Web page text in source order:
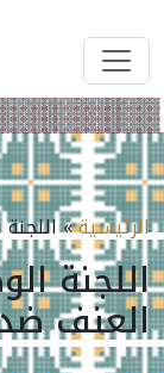
الرئيسية»
اللجنة
العنف